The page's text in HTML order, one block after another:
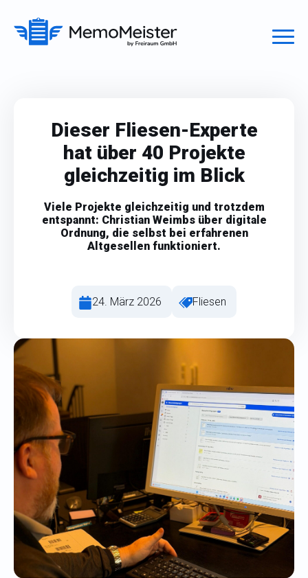
Dieser Fliesen-Experte
hat über 40 Projekte
gleichzeitig im Blick
Viele Projekte gleichzeitig und trotzdem
entspannt: Christian Weimbs über digitale
Ordnung, die selbst bei erfahrenen
Altgesellen funktioniert.
24. März 2026 Fliesen